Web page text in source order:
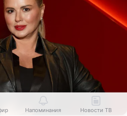
Напоминания Новости ТВ